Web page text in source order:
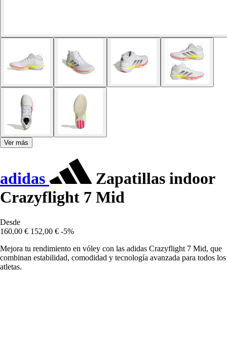
Ver más
adidas
Zapatillas indoor
Crazyflight 7 Mid
Desde
160,00 € 152,00 € -5%
Mejora tu rendimiento en vóley con las adidas Crazyflight 7 Mid, que
combinan estabilidad, comodidad y tecnología avanzada para todos los
atletas.